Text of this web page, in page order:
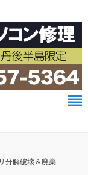
分解破壊＆廃棄